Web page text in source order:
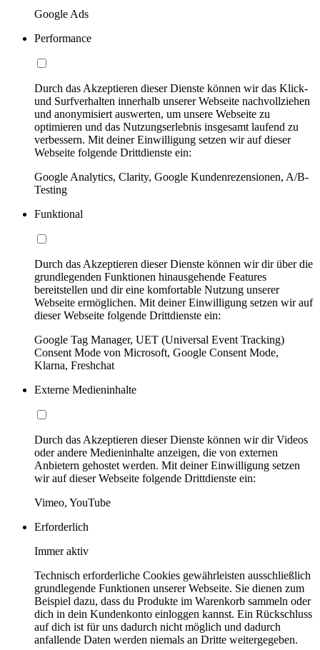
Google Ads
Performance
Durch das Akzeptieren dieser Dienste können wir das Klick-
und Surfverhalten innerhalb unserer Webseite nachvollziehen
und anonymisiert auswerten, um unsere Webseite zu
optimieren und das Nutzungserlebnis insgesamt laufend zu
verbessern. Mit deiner Einwilligung setzen wir auf dieser
Webseite folgende Drittdienste ein:
Google Analytics, Clarity, Google Kundenrezensionen, A/B-
Testing
Funktional
Durch das Akzeptieren dieser Dienste können wir dir über die
grundlegenden Funktionen hinausgehende Features
bereitstellen und dir eine komfortable Nutzung unserer
Webseite ermöglichen. Mit deiner Einwilligung setzen wir auf
dieser Webseite folgende Drittdienste ein:
Google Tag Manager, UET (Universal Event Tracking)
Consent Mode von Microsoft, Google Consent Mode,
Klarna, Freshchat
Externe Medieninhalte
Durch das Akzeptieren dieser Dienste können wir dir Videos
oder andere Medieninhalte anzeigen, die von externen
Anbietern gehostet werden. Mit deiner Einwilligung setzen
wir auf dieser Webseite folgende Drittdienste ein:
Vimeo, YouTube
Erforderlich
Immer aktiv
Technisch erforderliche Cookies gewährleisten ausschließlich
grundlegende Funktionen unserer Webseite. Sie dienen zum
Beispiel dazu, dass du Produkte im Warenkorb sammeln oder
dich in dein Kundenkonto einloggen kannst. Ein Rückschluss
auf dich ist für uns dadurch nicht möglich und dadurch
anfallende Daten werden niemals an Dritte weitergegeben.